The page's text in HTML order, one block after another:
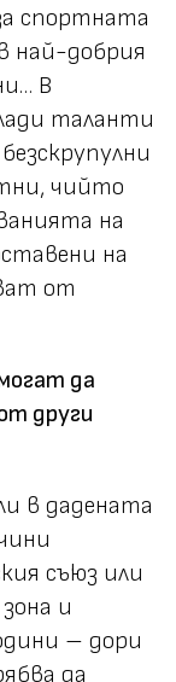
спортната
най-добрия
В
таланти
чийто
на
на
от
да
други
в дадената
съюз или
и
– дори
да